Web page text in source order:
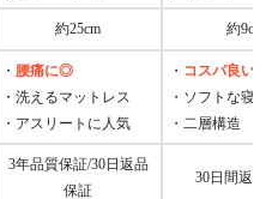
約25cm 約9cm
・ 腰痛に◎
・洗えるマットレス
・アスリートに人気
・ コスパ良い
・ソフトな寝
・二層構造
3年品質保証/30日返品
保証
30日間返品